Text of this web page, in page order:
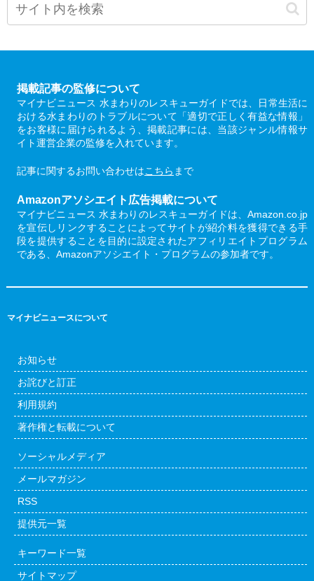
掲載記事の監修について
マイナビニュース 水まわりのレスキューガイドでは、日常生活に
おける水まわりのトラブルについて「適切で正しく有益な情報」
をお客様に届けられるよう、掲載記事には、当該ジャンル情報サ
イト運営企業の監修を入れています。
記事に関するお問い合わせはこちら まで
Amazonアソシエイト広告掲載について
マイナビニュース 水まわりのレスキューガイドは、Amazon.co.jp
を宣伝しリンクすることによってサイトが紹介料を獲得できる手
段を提供することを目的に設定されたアフィリエイトプログラム
である、Amazonアソシエイト・プログラムの参加者です。
マイナビニュースについて
お知らせ
お詫びと訂正
利用規約
著作権と転載について
ソーシャルメディア
メールマガジン
RSS
提供元一覧
キーワード一覧
サイトマップ